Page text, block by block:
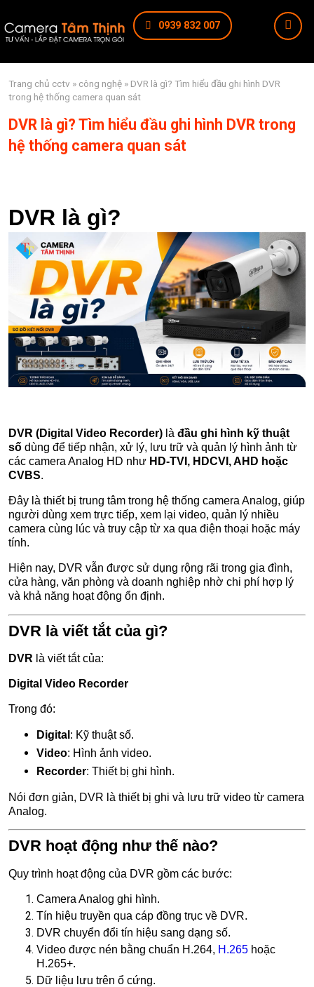
0939 832 007
Trang chủ cctv » công nghệ » DVR là gì? Tìm hiểu đầu ghi hình DVR
trong hệ thống camera quan sát
DVR là gì? Tìm hiểu đầu ghi hình DVR trong
hệ thống camera quan sát
DVR là gì?
DVR (Digital Video Recorder) làđầu ghi hình kỹ thuật
số dùng để tiếp nhận, xử lý, lưu trữ và quản lý hình ảnh từ
các camera Analog HD như HD-TVI, HDCVI, AHD hoặc
CVBS.
Đây là thiết bị trung tâm trong hệ thống camera Analog, giúp
người dùng xem trực tiếp, xem lại video, quản lý nhiều
camera cùng lúc và truy cập từ xa qua điện thoại hoặc máy
tính.
Hiện nay, DVR vẫn được sử dụng rộng rãi trong gia đình,
cửa hàng, văn phòng và doanh nghiệp nhờ chi phí hợp lý
và khả năng hoạt động ổn định.
DVR là viết tắt của gì?
DVR là viết tắt của:
Digital Video Recorder
Trong đó:
Digital : Kỹ thuật số.
Video: Hình ảnh video.
Recorder: Thiết bị ghi hình.
Nói đơn giản, DVR là thiết bị ghi và lưu trữ video từ camera
Analog.
DVR hoạt động như thế nào?
Quy trình hoạt động của DVR gồm các bước:
Camera Analog ghi hình.
Tín hiệu truyền qua cáp đồng trục về DVR.
DVR chuyển đổi tín hiệu sang dạng số.
Video được nén bằng chuẩn H.264, H.265 hoặc
H.265+.
Dữ liệu lưu trên ổ cứng.